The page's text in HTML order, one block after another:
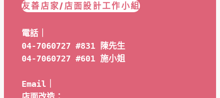
友善店家/店面設計工作小組
電話｜
04-7060727 #831 陳先生
04-7060727 #601 施小姐
Email｜